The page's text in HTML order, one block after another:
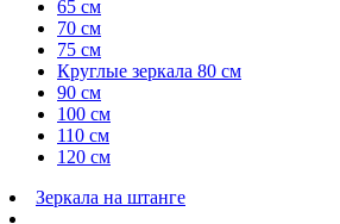
65 см
70 см
75 см
Круглые зеркала 80 см
90 см
100 см
110 см
120 см
Зеркала на штанге